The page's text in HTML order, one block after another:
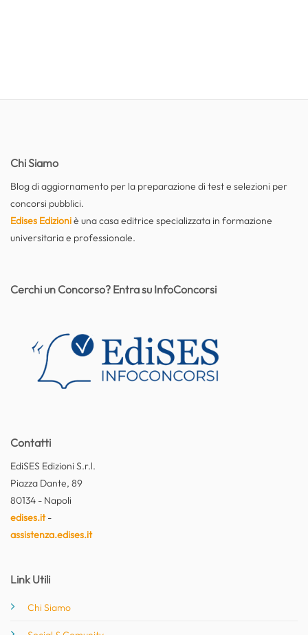
Chi Siamo
Blog di aggiornamento per la preparazione di test e selezioni per
concorsi pubblici.
Edises Edizioniè una casa editrice specializzata in formazione
universitaria e professionale.
Contatti
EdiSES Edizioni S.r.l.
Piazza Dante, 89
80134 - Napoli
edises.it-
assistenza.edises.it
Link Utili
Chi Siamo
Cerchi un Concorso? Entra su InfoConcorsi